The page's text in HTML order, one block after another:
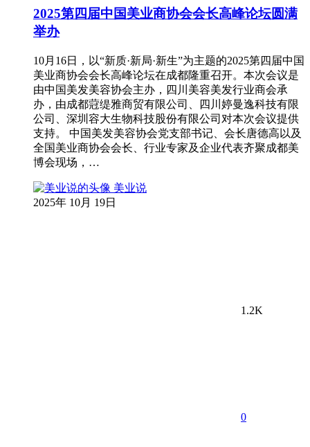
2025第四届中国美业商协会会长高峰论坛圆满
举办
10月16日，以“新质·新局·新生”为主题的2025第四届中国
美业商协会会长高峰论坛在成都隆重召开。本次会议是
由中国美发美容协会主办，四川美容美发行业商会承
办，由成都蒄缇雅商贸有限公司、四川婷曼逸科技有限
公司、深圳容大生物科技股份有限公司对本次会议提供
支持。 中国美发美容协会党支部书记、会长唐德高以及
全国美业商协会会长、行业专家及企业代表齐聚成都美
博会现场，…
美业说
2025年 10月 19日
1.2K
0